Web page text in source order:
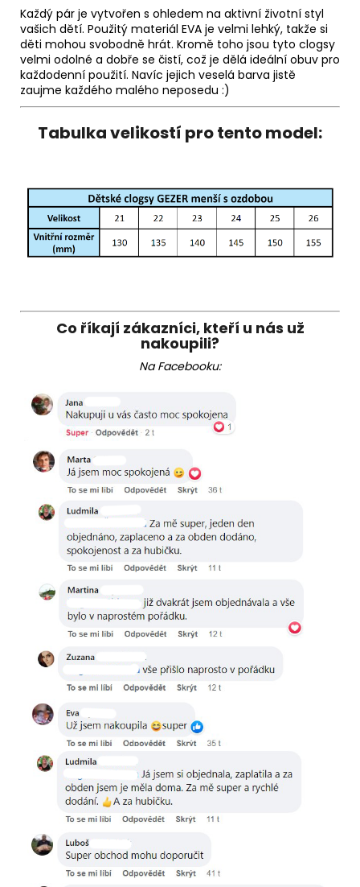
Každý pár je vytvořen s ohledem na aktivní životní styl
vašich dětí. Použitý materiál EVA je velmi lehký, takže si
děti mohou svobodně hrát. Kromě toho jsou tyto clogsy
velmi odolné a dobře se čistí, což je dělá ideální obuv pro
každodenní použití. Navíc jejich veselá barva jistě
zaujme každého malého neposedu :)
Tabulka velikostí pro tento model:
Co říkají zákazníci, kteří u nás už
nakoupili?
Na Facebooku: